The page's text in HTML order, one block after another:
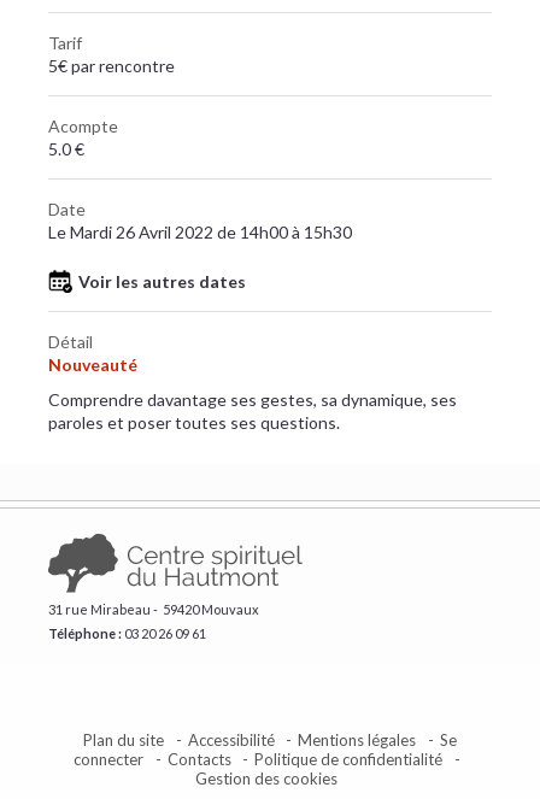
Tarif
5€ par rencontre
Acompte
5.0 €
Date
Le Mardi 26 Avril 2022 de 14h00 à 15h30
Voir les autres dates
Détail
Nouveauté
Comprendre davantage ses gestes, sa dynamique, ses
paroles et poser toutes ses questions.
31 rue Mirabeau - 59420 Mouvaux
Téléphone : ​03 20 26 09 61
Plan du site Accessibilité Mentions légales
Se
connecter
Contacts
Politique de confidentialité
Gestion des cookies